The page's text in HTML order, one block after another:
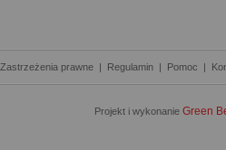
Zastrzeżenia prawne | Regulamin | Pomoc |
Projekt i wykonanie Green